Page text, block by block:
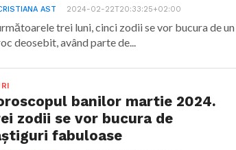
AST 2024-02-22T20:33:25+02:00
trei luni, cinci zodii se vor bucura de un
deosebit, având parte de...
banilor martie 2024.
zodii se vor bucura de
fabuloase